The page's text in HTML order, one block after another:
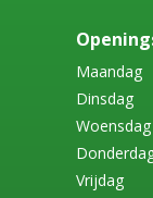
Maandag
Dinsdag
Woensdag
Vrijdag